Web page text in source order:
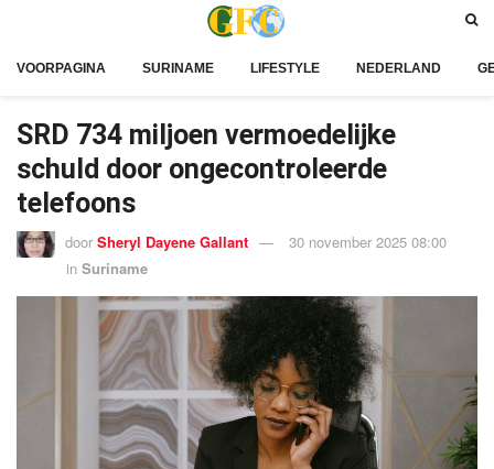
VOORPAGINA SURINAME LIFESTYLE NEDERLAND
SRD 734 miljoen vermoedelijke
schuld door ongecontroleerde
telefoons
door Sheryl Dayene Gallant
30 november 2025 08:00
in Suriname